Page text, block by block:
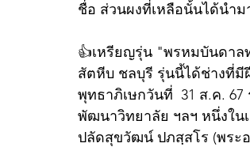
ชื่อ ส่วนผงที่เหลือนั้นได้นำ
👍เหรียญรุ่น "พรหมบันดาล
สัตหีบ ชลบุรี รุ่นนี้ได้ช่างที่มี
พุทธาภิเษกวันที่  31 ส.ค.
พัฒนาวิทยาลัย ฯลฯ หนึ่งใ
ปลัดสุขวัฒน์ ปภสฺสโร (พระ